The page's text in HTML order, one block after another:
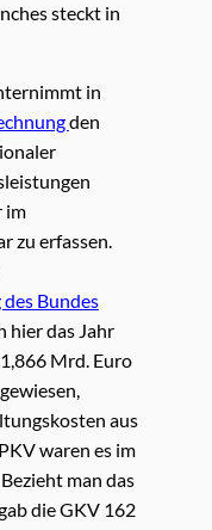
steckt in
in
den
im
zu erfassen.
Bundes
hier das Jahr
Mrd. Euro
aus
waren es im
man das
die GKV 162